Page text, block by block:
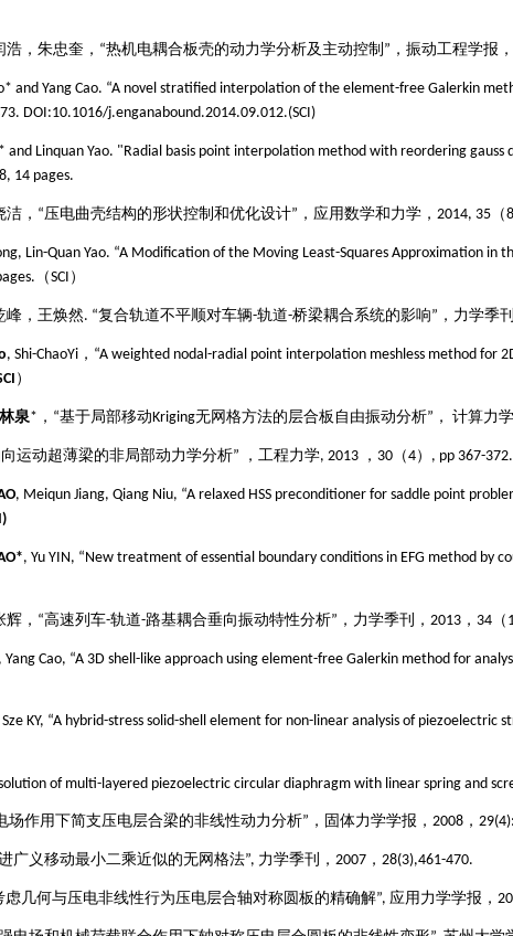
浩，朱忠奎， “热机电耦合板壳的动力学分析及主动控制 ”，振动工程学报，
and Yang Cao. “A novel stratified interpolation of the element-free Galerkin
DOI:10.1016/j.enganabound.2014.09.012.(SCI)
and Linquan Yao. "Radial basis point interpolation method with reordering gauss
14 pages.
洁，“压电曲壳结构的形状控制和优化设计”，应用数学和力学， 2014, 35 （8
Lin-Quan Yao. “A Modification of the Moving Least-Squares Approximation
（SCI ）
峰，王焕然. “复合轨道不平顺对车辆-轨道-桥梁耦合系统的影响”，力学季
, Shi-ChaoYi ， “A weighted nodal-radial point interpolation meshless method for
）
泉* ， “基于局部移动Kriging无网格方法的层合板自由振动分析” ， 计算力
向运动超薄梁的非局部动力学分析” ，工程力学, 2013 ， 30（4） , pp 367-372.
, Meiqun Jiang, Qiang Niu, “A relaxed HSS preconditioner for saddle point
, Yu YIN, “New treatment of essential boundary conditions in EFG method by
辉， “高速列车-轨道-路基耦合垂向振动特性分析”，力学季刊， 2013 ， 34 （
Yang Cao, “A 3D shell-like approach using element-free Galerkin method for
Sze KY, “A hybrid-stress solid-shell element for non-linear analysis of piezoelectric
of multi-layered piezoelectric circular diaphragm with linear spring and
场作用下简支压电层合梁的非线性动力分析” ，固体力学学报， 2008 ，
广义移动最小二乘近似的无网格法”, 力学季刊 ， 2007，28(3),461-470.
虑几何与压电非线性行为压电层合轴对称圆板的精确解”, 应用力学学报 ，